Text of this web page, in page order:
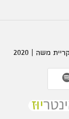
משה | 2020